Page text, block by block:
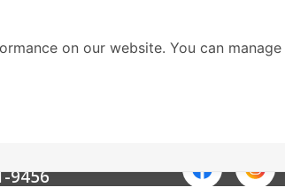
9456
on our website. You can